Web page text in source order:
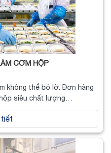
CƠM HỘP
không thể bỏ lỡ. Đơn hàng
siêu chất lượng…
tiết